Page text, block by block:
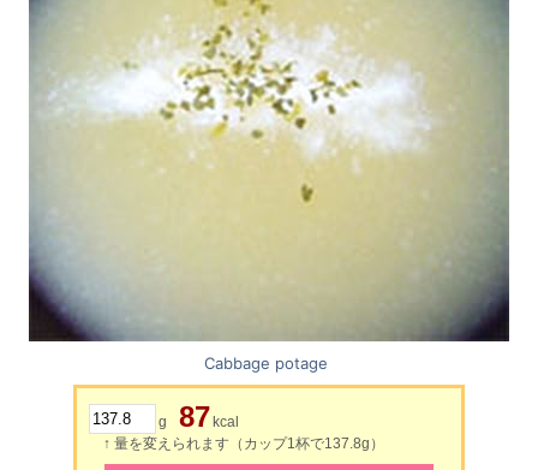
Cabbage potage
g 87 kcal
↑ 量を変えられます（カップ1杯で137.8g）